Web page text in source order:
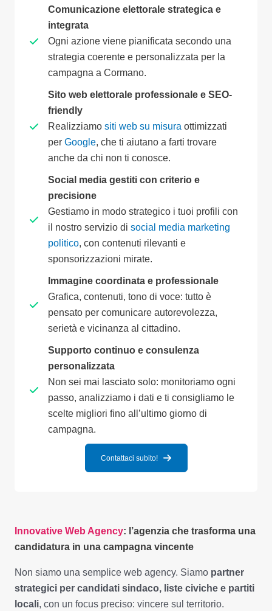
Comunicazione elettorale strategica e
integrata
Ogni azione viene pianificata secondo una
strategia coerente e personalizzata per la
campagna a Cormano.
Sito web elettorale professionale e SEO-
friendly
Realizziamo siti web su misura ottimizzati
per Google, che ti aiutano a farti trovare
anche da chi non ti conosce.
Social media gestiti con criterio e
precisione
Gestiamo in modo strategico i tuoi profili con
il nostro servizio di social media marketing
politico, con contenuti rilevanti e
sponsorizzazioni mirate.
Immagine coordinata e professionale
Grafica, contenuti, tono di voce: tutto è
pensato per comunicare autorevolezza,
serietà e vicinanza al cittadino.
Supporto continuo e consulenza
personalizzata
Non sei mai lasciato solo: monitoriamo ogni
passo, analizziamo i dati e ti consigliamo le
scelte migliori fino all’ultimo giorno di
campagna.
Contattaci subito!
Innovative Web Agency: l’agenzia che trasforma una
candidatura in una campagna vincente
Non siamo una semplice web agency. Siamo partner
strategici per candidati sindaco, liste civiche e partiti
locali, con un focus preciso: vincere sul territorio.